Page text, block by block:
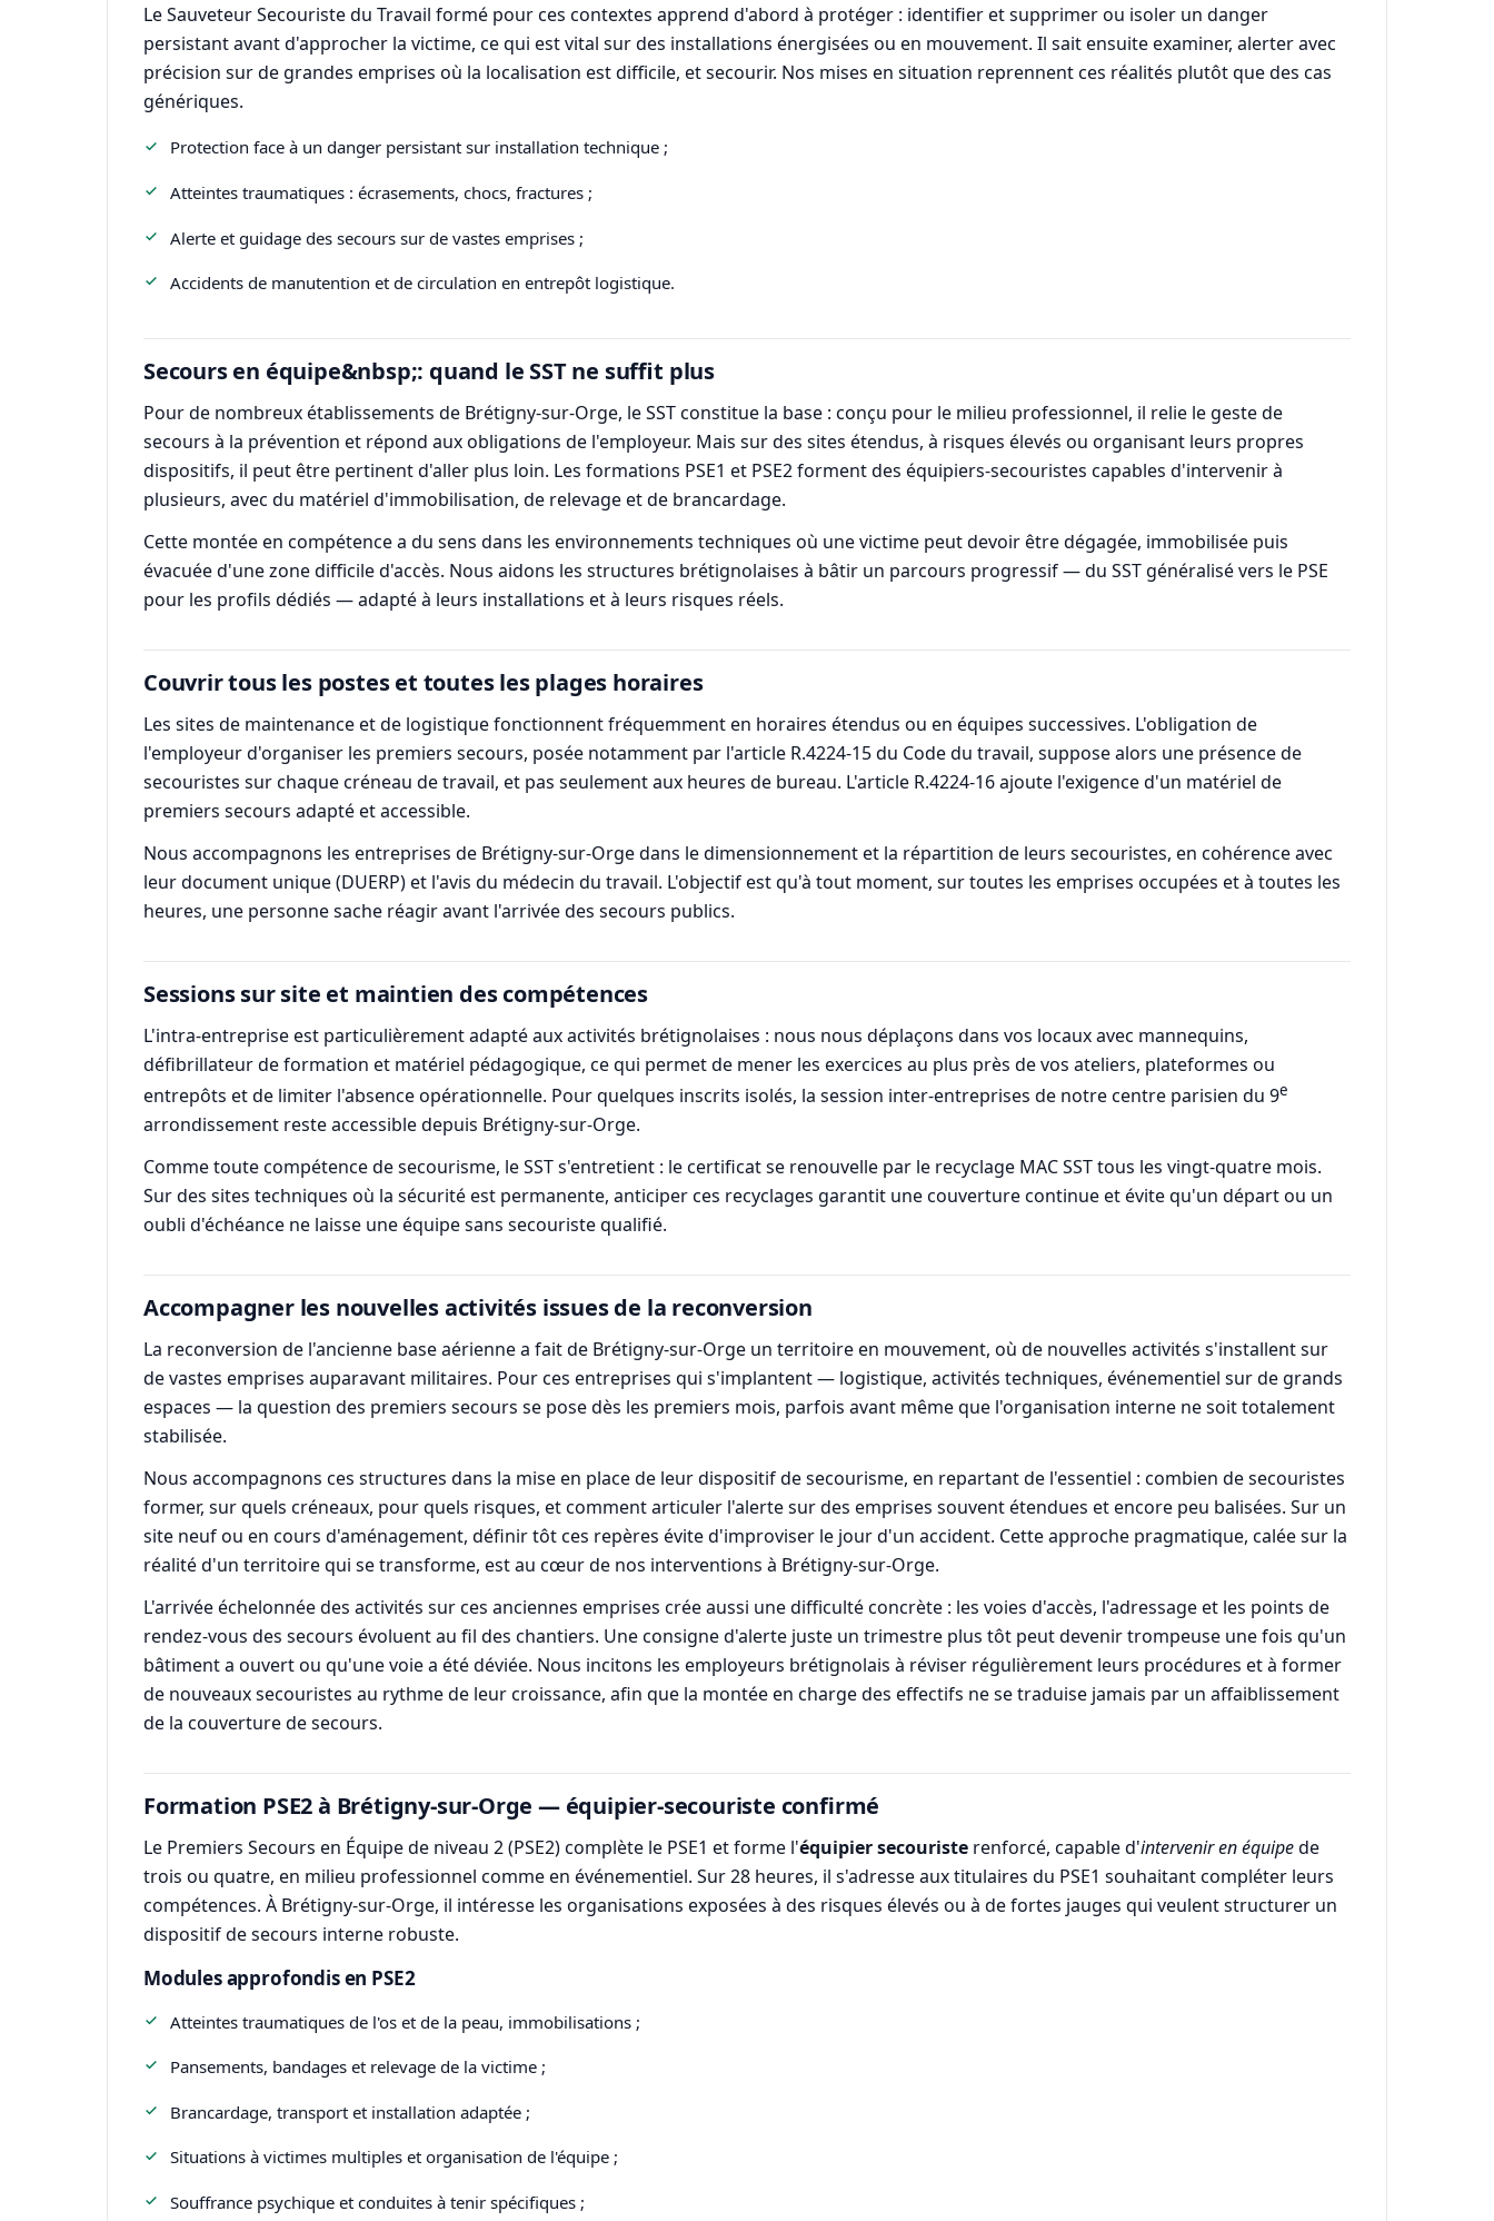
Le Sauveteur Secouriste du Travail formé pour ces contextes apprend d'abord à protéger : identifier et supprimer ou isoler un danger
persistant avant d'approcher la victime, ce qui est vital sur des installations énergisées ou en mouvement. Il sait ensuite examiner, alerter avec
précision sur de grandes emprises où la localisation est difficile, et secourir. Nos mises en situation reprennent ces réalités plutôt que des cas
génériques.
Protection face à un danger persistant sur installation technique ;
Atteintes traumatiques : écrasements, chocs, fractures ;
Alerte et guidage des secours sur de vastes emprises ;
Accidents de manutention et de circulation en entrepôt logistique.
Secours en équipe&nbsp;: quand le SST ne suffit plus
Pour de nombreux établissements de Brétigny-sur-Orge, le SST constitue la base : conçu pour le milieu professionnel, il relie le geste de
secours à la prévention et répond aux obligations de l'employeur. Mais sur des sites étendus, à risques élevés ou organisant leurs propres
dispositifs, il peut être pertinent d'aller plus loin. Les formations PSE1 et PSE2 forment des équipiers-secouristes capables d'intervenir à
plusieurs, avec du matériel d'immobilisation, de relevage et de brancardage.
Cette montée en compétence a du sens dans les environnements techniques où une victime peut devoir être dégagée, immobilisée puis
évacuée d'une zone difficile d'accès. Nous aidons les structures brétignolaises à bâtir un parcours progressif — du SST généralisé vers le PSE
pour les profils dédiés — adapté à leurs installations et à leurs risques réels.
Couvrir tous les postes et toutes les plages horaires
Les sites de maintenance et de logistique fonctionnent fréquemment en horaires étendus ou en équipes successives. L'obligation de
l'employeur d'organiser les premiers secours, posée notamment par l'article R.4224-15 du Code du travail, suppose alors une présence de
secouristes sur chaque créneau de travail, et pas seulement aux heures de bureau. L'article R.4224-16 ajoute l'exigence d'un matériel de
premiers secours adapté et accessible.
Nous accompagnons les entreprises de Brétigny-sur-Orge dans le dimensionnement et la répartition de leurs secouristes, en cohérence avec
leur document unique (DUERP) et l'avis du médecin du travail. L'objectif est qu'à tout moment, sur toutes les emprises occupées et à toutes les
heures, une personne sache réagir avant l'arrivée des secours publics.
Sessions sur site et maintien des compétences
L'intra-entreprise est particulièrement adapté aux activités brétignolaises : nous nous déplaçons dans vos locaux avec mannequins,
défibrillateur de formation et matériel pédagogique, ce qui permet de mener les exercices au plus près de vos ateliers, plateformes ou
entrepôts et de limiter l'absence opérationnelle. Pour quelques inscrits isolés, la session inter-entreprises de notre centre parisien du 9e
arrondissement reste accessible depuis Brétigny-sur-Orge.
Comme toute compétence de secourisme, le SST s'entretient : le certificat se renouvelle par le recyclage MAC SST tous les vingt-quatre mois.
Sur des sites techniques où la sécurité est permanente, anticiper ces recyclages garantit une couverture continue et évite qu'un départ ou un
oubli d'échéance ne laisse une équipe sans secouriste qualifié.
Accompagner les nouvelles activités issues de la reconversion
La reconversion de l'ancienne base aérienne a fait de Brétigny-sur-Orge un territoire en mouvement, où de nouvelles activités s'installent sur
de vastes emprises auparavant militaires. Pour ces entreprises qui s'implantent — logistique, activités techniques, événementiel sur de grands
espaces — la question des premiers secours se pose dès les premiers mois, parfois avant même que l'organisation interne ne soit totalement
stabilisée.
Nous accompagnons ces structures dans la mise en place de leur dispositif de secourisme, en repartant de l'essentiel : combien de secouristes
former, sur quels créneaux, pour quels risques, et comment articuler l'alerte sur des emprises souvent étendues et encore peu balisées. Sur un
site neuf ou en cours d'aménagement, définir tôt ces repères évite d'improviser le jour d'un accident. Cette approche pragmatique, calée sur la
réalité d'un territoire qui se transforme, est au cœur de nos interventions à Brétigny-sur-Orge.
L'arrivée échelonnée des activités sur ces anciennes emprises crée aussi une difficulté concrète : les voies d'accès, l'adressage et les points de
rendez-vous des secours évoluent au fil des chantiers. Une consigne d'alerte juste un trimestre plus tôt peut devenir trompeuse une fois qu'un
bâtiment a ouvert ou qu'une voie a été déviée. Nous incitons les employeurs brétignolais à réviser régulièrement leurs procédures et à former
de nouveaux secouristes au rythme de leur croissance, afin que la montée en charge des effectifs ne se traduise jamais par un affaiblissement
de la couverture de secours.
Formation PSE2 à Brétigny-sur-Orge — équipier-secouriste confirmé
Le Premiers Secours en Équipe de niveau 2 (PSE2) complète le PSE1 et forme l'équipier secouriste renforcé, capable d'intervenir en équipede
trois ou quatre, en milieu professionnel comme en événementiel. Sur 28 heures, il s'adresse aux titulaires du PSE1 souhaitant compléter leurs
compétences. À Brétigny-sur-Orge, il intéresse les organisations exposées à des risques élevés ou à de fortes jauges qui veulent structurer un
dispositif de secours interne robuste.
Modules approfondis en PSE2
Atteintes traumatiques de l'os et de la peau, immobilisations ;
Pansements, bandages et relevage de la victime ;
Brancardage, transport et installation adaptée ;
Situations à victimes multiples et organisation de l'équipe ;
Souffrance psychique et conduites à tenir spécifiques ;